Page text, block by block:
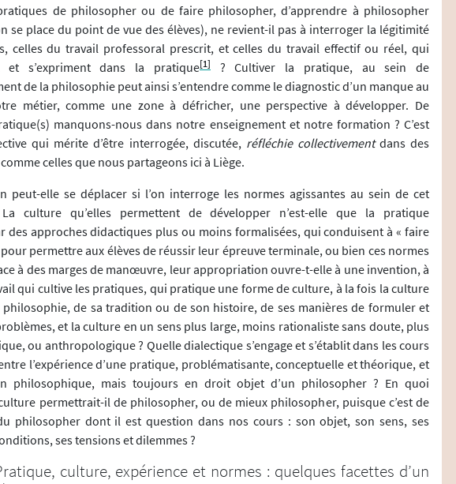
de philosopher ou de faire philosopher, d’apprendre à philosopher
se place du point de vue des élèves), ne revient-il pas à interroger la légitimité
celles du travail professoral prescrit, et celles du travail effectif ou réel, qui
et s’expriment dans la pratique[1]? Cultiver la pratique, au sein de
de la philosophie peut ainsi s’entendre comme le diagnostic d’un manque au
métier, comme une zone à défricher, une perspective à développer. De
manquons-nous dans notre enseignement et notre formation ? C’est
qui mérite d’être interrogée, discutée, réfléchie collectivementdans des
celles que nous partageons ici à Liège.
peut-elle se déplacer si l’on interroge les normes agissantes au sein de cet
La culture qu’elles permettent de développer n’est-elle que la pratique
des approches didactiques plus ou moins formalisées, qui conduisent à « faire
permettre aux élèves de réussir leur épreuve terminale, ou bien ces normes
à des marges de manœuvre, leur appropriation ouvre-t-elle à une invention, à
qui cultive les pratiques, qui pratique une forme de culture, à la fois la culture
de sa tradition ou de son histoire, de ses manières de formuler et
et la culture en un sens plus large, moins rationaliste sans doute, plus
ou anthropologique ? Quelle dialectique s’engage et s’établit dans les cours
l’expérience d’une pratique, problématisante, conceptuelle et théorique, et
philosophique, mais toujours en droit objet d’un philosopher ? En quoi
permettrait-il de philosopher, ou de mieux philosopher, puisque c’est de
philosopher dont il est question dans nos cours : son objet, son sens, ses
ses tensions et dilemmes ?
culture, expérience et normes : quelques facettes d’un